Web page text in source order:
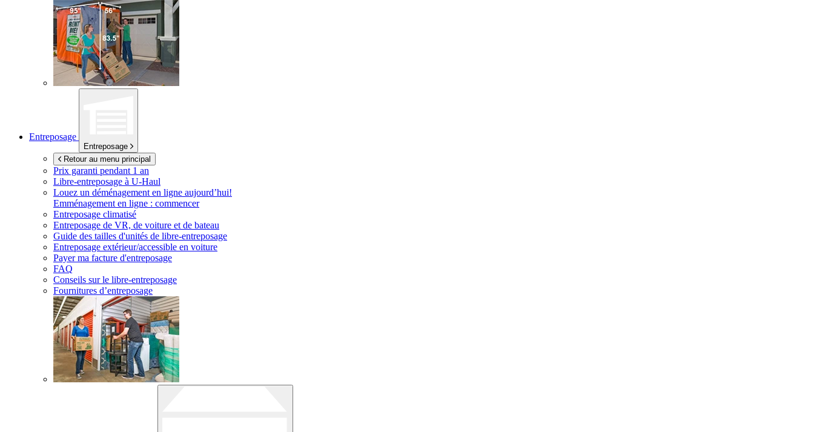
Entreposage
Entreposage
Retour au menu principal
Prix garanti pendant 1 an
Libre-entreposage à U-Haul
Louez un déménagement en ligne aujourd’hui!
Emménagement en ligne : commencer
Entreposage climatisé
Entreposage de VR, de voiture et de bateau
Guide des tailles d'unités de libre-entreposage
Entreposage extérieur/accessible en voiture
Payer ma facture d'entreposage
FAQ
Conseils sur le libre-entreposage
Fournitures d’entreposage